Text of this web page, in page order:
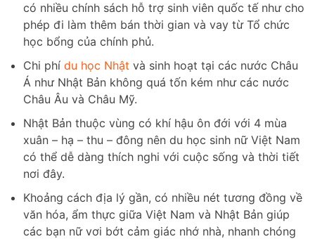
có nhiều chính sách hỗ trợ sinh viên quốc tế như cho
phép đi làm thêm bán thời gian và vay từ Tổ chức
học bổng của chính phủ.
Chi phí du học Nhật và sinh hoạt tại các nước Châu
Á như Nhật Bản không quá tốn kém như các nước
Châu Âu và Châu Mỹ.
Nhật Bản thuộc vùng có khí hậu ôn đới với 4 mùa
xuân – hạ – thu – đông nên du học sinh nữ Việt Nam
có thể dễ dàng thích nghi với cuộc sống và thời tiết
nơi đây.
Khoảng cách địa lý gần, có nhiều nét tương đồng về
văn hóa, ẩm thực giữa Việt Nam và Nhật Bản giúp
các bạn nữ vơi bớt cảm giác nhớ nhà, nhanh chóng